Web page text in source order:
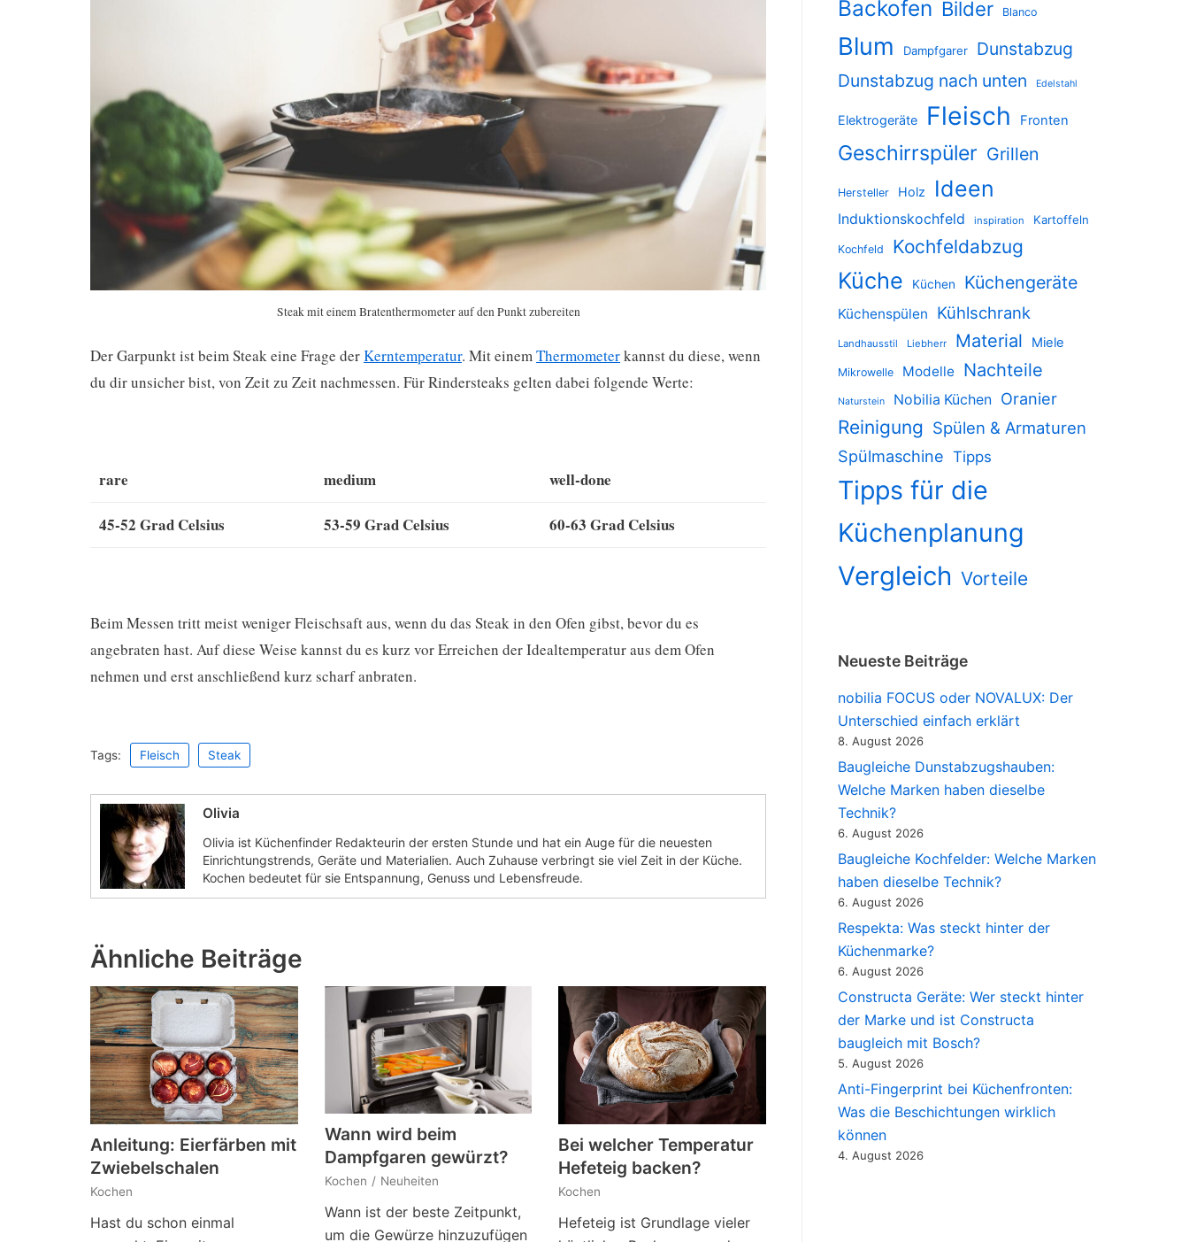
Steak mit einem Bratenthermometer auf den Punkt zubereiten
Der Garpunkt ist beim Steak eine Frage derKerntemperatur. Mit einemThermometerkannst du diese, wenn
du dir unsicher bist, von Zeit zu Zeit nachmessen. Für Rindersteaks gelten dabei folgende Werte:
rare medium well-done
45-52 Grad Celsius 53-59 Grad Celsius 60-63 Grad Celsius
Beim Messen tritt meist weniger Fleischsaft aus, wenn du das Steak in den Ofen gibst, bevor du es
angebraten hast. Auf diese Weise kannst du es kurz vor Erreichen der Idealtemperatur aus dem Ofen
nehmen und erst anschließend kurz scharf anbraten.
Tags: Fleisch Steak
Olivia
Olivia ist Küchenfinder Redakteurin der ersten Stunde und hat ein Auge für die neuesten
Einrichtungstrends, Geräte und Materialien. Auch Zuhause verbringt sie viel Zeit in der Küche.
Kochen bedeutet für sie Entspannung, Genuss und Lebensfreude.
Ähnliche Beiträge
Anleitung: Eierfärben mit
Zwiebelschalen
Kochen
Hast du schon einmal
Wann wird beim
Dampfgaren gewürzt?
Kochen Neuheiten
Wann ist der beste Zeitpunkt,
um die Gewürze hinzuzufügen
Bei welcher Temperatur
Hefeteig backen?
Kochen
Hefeteig ist Grundlage vieler
Backofen Bilder Blanco
Blum Dampfgarer
Dunstabzug
Dunstabzug nach unten
Edelstahl
Elektrogeräte Fleisch Fronten
Geschirrspüler Grillen
Hersteller Holz Ideen
Induktionskochfeld inspiration Kartoffeln
Kochfeld Kochfeldabzug
Küche Küchen Küchengeräte
Küchenspülen Kühlschrank
Landhausstil Liebherr Material Miele
Mikrowelle Modelle Nachteile
Naturstein Nobilia Küchen Oranier
Reinigung Spülen & Armaturen
Spülmaschine Tipps
Tipps für die
Küchenplanung
Vergleich Vorteile
Neueste Beiträge
nobilia FOCUS oder NOVALUX: Der
Unterschied einfach erklärt
8. August 2026
Baugleiche Dunstabzugshauben:
Welche Marken haben dieselbe
Technik?
6. August 2026
Baugleiche Kochfelder: Welche Marken
haben dieselbe Technik?
6. August 2026
Respekta: Was steckt hinter der
Küchenmarke?
6. August 2026
Constructa Geräte: Wer steckt hinter
der Marke und ist Constructa
baugleich mit Bosch?
5. August 2026
Anti-Fingerprint bei Küchenfronten:
Was die Beschichtungen wirklich
können
4. August 2026